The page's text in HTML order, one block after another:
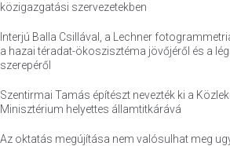
közigazgatási szervezetekben
Interjú Balla Csillával, a Lechner
a hazai téradat-ökoszisztéma jövőjéről és a
szerepéről
Szentirmai Tamás építészt nevezték ki a
Minisztérium helyettes államtitkárává
Az oktatás megújítása nem valósulhat meg